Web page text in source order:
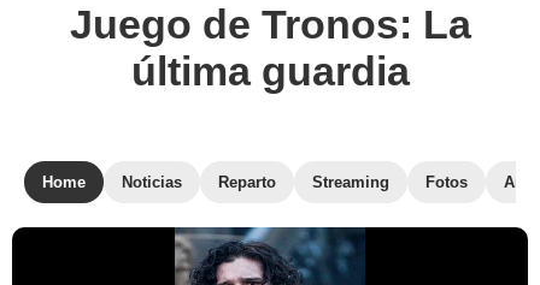
Juego de Tronos: La
última guardia
Home Noticias Reparto Streaming Fotos